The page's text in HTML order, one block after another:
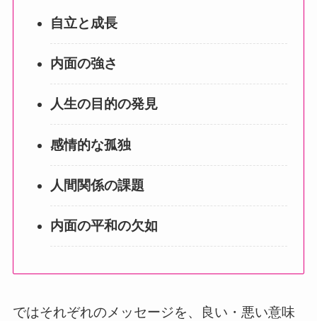
自立と成長
内面の強さ
人生の目的の発見
感情的な孤独
人間関係の課題
内面の平和の欠如
ではそれぞれのメッセージを、良い・悪い意味